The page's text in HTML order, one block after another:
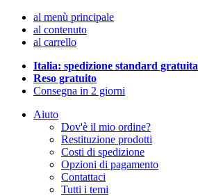
al menù principale
al contenuto
al carrello
Italia: spedizione standard gratuita
Reso gratuito
Consegna in 2 giorni
Aiuto
Dov'è il mio ordine?
Restituzione prodotti
Costi di spedizione
Opzioni di pagamento
Contattaci
Tutti i temi